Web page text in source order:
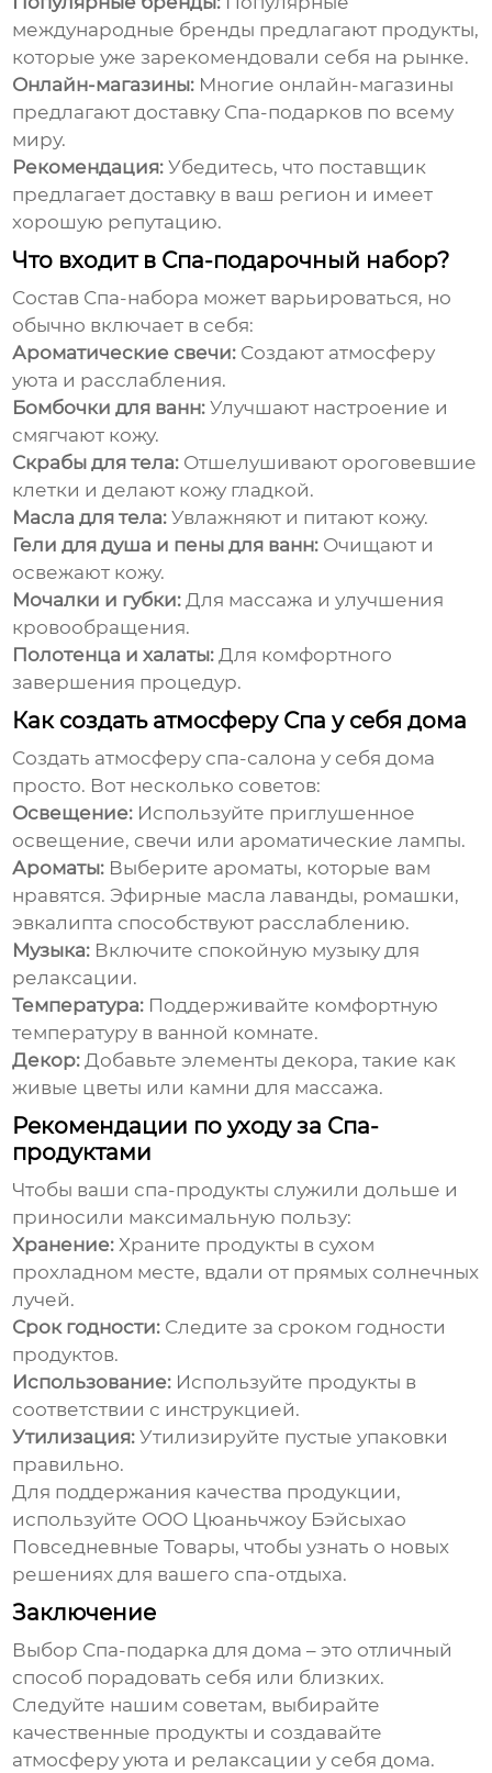
международные бренды предлагают продукты,
которые уже зарекомендовали себя на рынке.
Онлайн-магазины: Многие онлайн-магазины
предлагают доставку Спа-подарков по всему
миру.
Рекомендация: Убедитесь, что поставщик
предлагает доставку в ваш регион и имеет
хорошую репутацию.
Что входит в Спа-подарочный набор?
Состав Спа-набора может варьироваться, но
обычно включает в себя:
Ароматические свечи: Создают атмосферу
уюта и расслабления.
Бомбочки для ванн: Улучшают настроение и
смягчают кожу.
Скрабы для тела: Отшелушивают ороговевшие
клетки и делают кожу гладкой.
Масла для тела: Увлажняют и питают кожу.
Гели для душа и пены для ванн: Очищают и
освежают кожу.
Мочалки и губки: Для массажа и улучшения
кровообращения.
Полотенца и халаты: Для комфортного
завершения процедур.
Как создать атмосферу Спа у себя дома
Создать атмосферу спа-салона у себя дома
просто. Вот несколько советов:
Освещение: Используйте приглушенное
освещение, свечи или ароматические лампы.
Ароматы: Выберите ароматы, которые вам
нравятся. Эфирные масла лаванды, ромашки,
эвкалипта способствуют расслаблению.
Музыка: Включите спокойную музыку для
релаксации.
Температура: Поддерживайте комфортную
температуру в ванной комнате.
Декор: Добавьте элементы декора, такие как
живые цветы или камни для массажа.
Рекомендации по уходу за Спа-
продуктами
Чтобы ваши спа-продукты служили дольше и
приносили максимальную пользу:
Хранение: Храните продукты в сухом
прохладном месте, вдали от прямых солнечных
лучей.
Срок годности: Следите за сроком годности
продуктов.
Использование: Используйте продукты в
соответствии с инструкцией.
Утилизация: Утилизируйте пустые упаковки
правильно.
Для поддержания качества продукции,
используйте ООО Цюаньчжоу Бэйсыхао
Повседневные Товары, чтобы узнать о новых
решениях для вашего спа-отдыха.
Заключение
Выбор Спа-подарка для дома – это отличный
способ порадовать себя или близких.
Следуйте нашим советам, выбирайте
качественные продукты и создавайте
атмосферу уюта и релаксации у себя дома.